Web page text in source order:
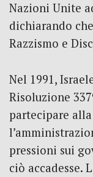
Nazioni Unite
dichiarando
Razzismo e
Nel 1991,
Risoluzione
partecipare
pressioni sui
ciò accadesse.